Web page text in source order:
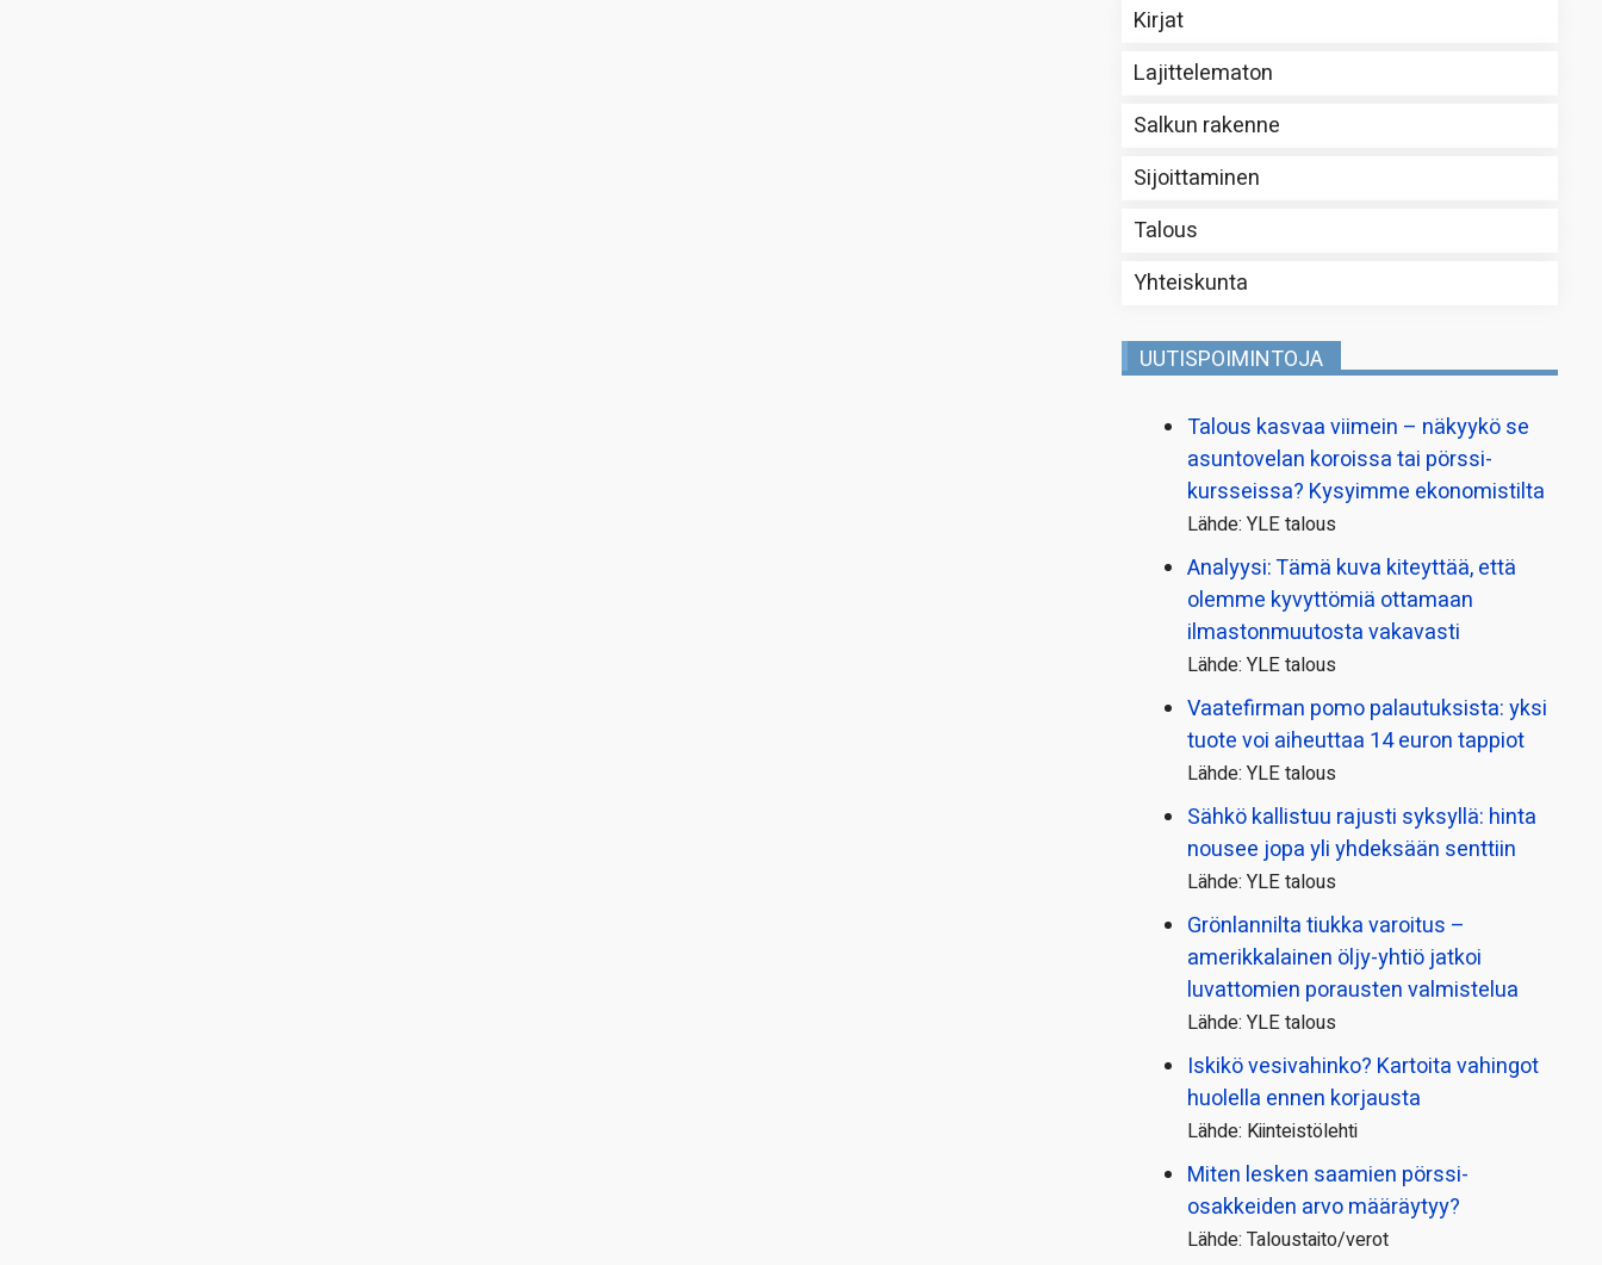
Kirjat
Lajittelematon
Salkun rakenne
Sijoittaminen
Talous
Yhteiskunta
UUTISPOIMINTOJA
Talous kasvaa viimein – näkyykö se
asuntovelan koroissa tai pörssi­
kursseissa? Kysyimme ekonomistilta
Lähde: YLE talous
Analyysi: Tämä kuva kiteyttää, että
olemme kyvyttömiä ottamaan
ilmaston­muutosta vakavasti
Lähde: YLE talous
Vaatefirman pomo palautuksista: yksi
tuote voi aiheuttaa 14 euron tappiot
Lähde: YLE talous
Sähkö kallistuu rajusti syksyllä: hinta
nousee jopa yli yhdeksään senttiin
Lähde: YLE talous
Grönlannilta tiukka varoitus –
amerikkalainen öljy-yhtiö jatkoi
luvattomien porausten valmistelua
Lähde: YLE talous
Iskikö vesivahinko? Kartoita vahingot
huolella ennen korjausta
Lähde: Kiinteistölehti
Miten lesken saamien pörssi­
osakkeiden arvo määräytyy?
Lähde: Taloustaito/verot